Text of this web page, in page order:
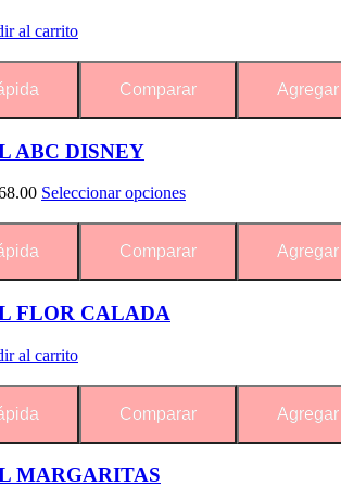
al carrito
Comparar
ABC DISNEY
Seleccionar opciones
Comparar
FLOR CALADA
al carrito
Comparar
MARGARITAS